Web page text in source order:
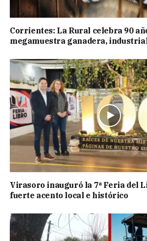
Corrientes: La Rural celebra 90
megamuestra ganadera,
Virasoro inauguró la 7ª Feria del
fuerte acento local e histórico